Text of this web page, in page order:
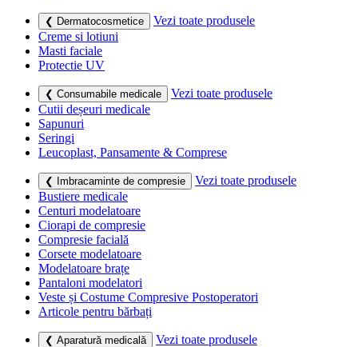
❮ Dermatocosmetice
Vezi toate produsele
Creme si lotiuni
Masti faciale
Protectie UV
❮ Consumabile medicale
Vezi toate produsele
Cutii deșeuri medicale
Sapunuri
Seringi
Leucoplast, Pansamente & Comprese
❮ Imbracaminte de compresie
Vezi toate produsele
Bustiere medicale
Centuri modelatoare
Ciorapi de compresie
Compresie facială
Corsete modelatoare
Modelatoare brațe
Pantaloni modelatori
Veste și Costume Compresive Postoperatori
Articole pentru bărbați
❮ Aparatură medicală
Vezi toate produsele